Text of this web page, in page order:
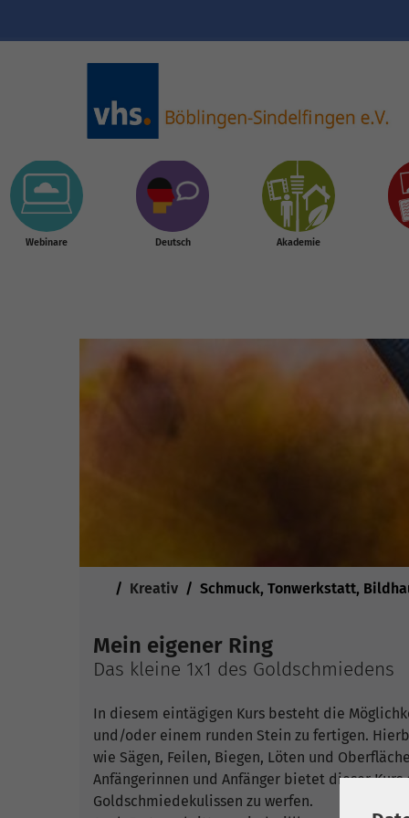
Webinare Deutsch Akademie
Kreativ Schmuck, Tonwerkstatt,
Mein eigener Ring
Das kleine 1x1 des Goldschmiedens
In diesem eintägigen Kurs besteht die
und/oder einem runden Stein zu fertigen.
wie Sägen, Feilen, Biegen, Löten und
Anfängerinnen und Anfänger bietet dieser
Goldschmiedekulissen zu werfen.